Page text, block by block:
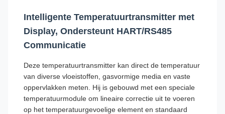
Intelligente Temperatuurtransmitter met
Display, Ondersteunt HART/RS485
Communicatie
Deze temperatuurtransmitter kan direct de temperatuur
van diverse vloeistoffen, gasvormige media en vaste
oppervlakken meten. Hij is gebouwd met een speciale
temperatuurmodule om lineaire correctie uit te voeren
op het temperatuurgevoelige element en standaard